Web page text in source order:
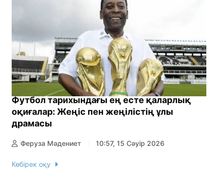
Футбол тарихындағы ең есте қаларлық
оқиғалар: Жеңіс пен жеңілістің ұлы
драмасы
Феруза Мәдениет 10:57, 15 Сәуір 2026
Көбірек оқу